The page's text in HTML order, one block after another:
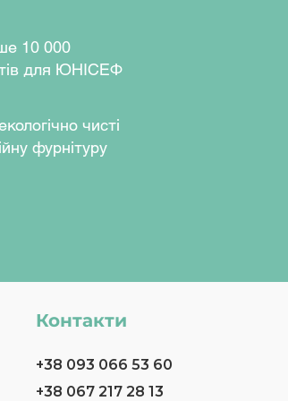
10 000
для ЮНІСЕФ
чисті
фурнітуру
Контакти
+38 093 066 53 60
+38 067 217 28 13